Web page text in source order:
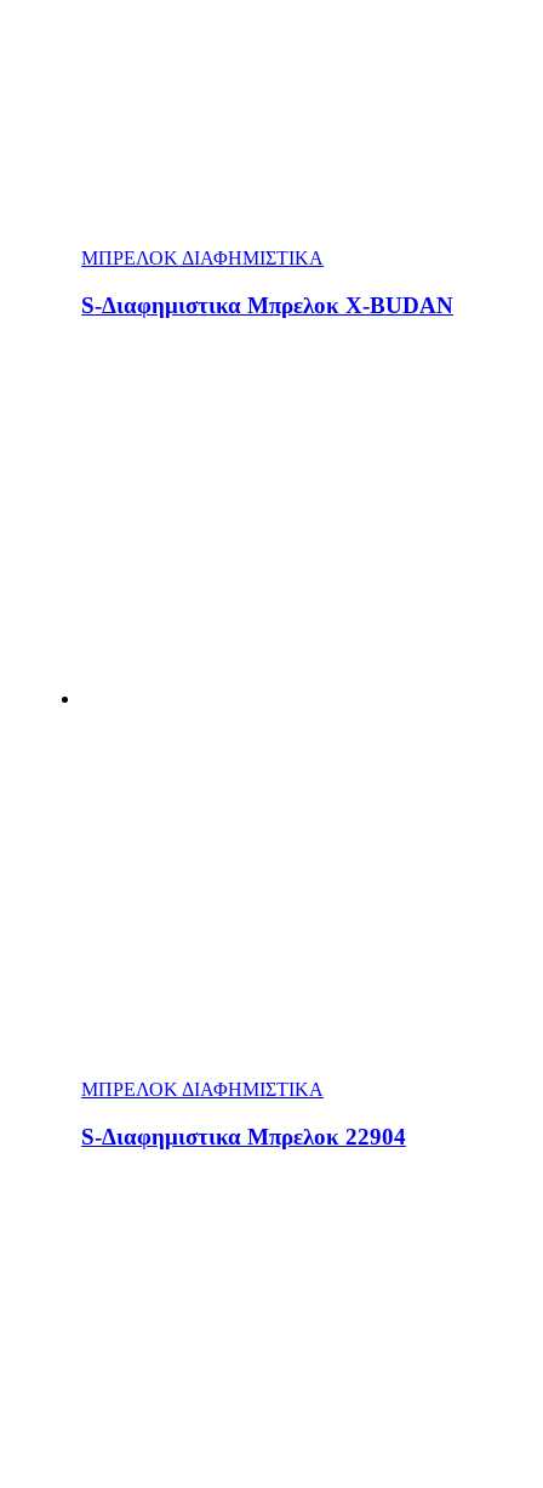
ΜΠΡΕΛΟΚ ΔΙΑΦΗΜΙΣΤΙΚΑ
S-Διαφημιστικα Μπρελοκ Χ-BUDAN
ΜΠΡΕΛΟΚ ΔΙΑΦΗΜΙΣΤΙΚΑ
S-Διαφημιστικα Μπρελοκ 22904